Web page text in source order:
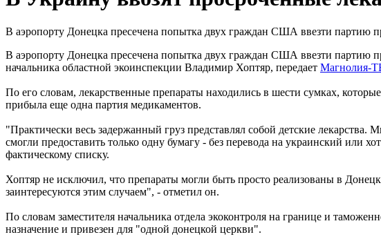
В аэропорту Донецка пресечена попытка двух граждан США ввезти партию
В аэропорту Донецка пресечена попытка двух граждан США ввезти партию
начальника областной экоинспекции Владимир Хоптяр, передает Магнолия-
По его словам, лекарственные препараты находились в шести сумках,
прибыла еще одна партия медикаментов.
"Практически весь задержанный груз представлял собой детские
смогли предоставить только одну бумагу - без перевода на украинский или
фактическому списку.
Хоптяр не исключил, что препараты могли быть просто реализованы в
заинтересуются этим случаем", - отметил он.
По словам заместителя начальника отдела экоконтроля на границе и
назначение и привезен для "одной донецкой церкви".